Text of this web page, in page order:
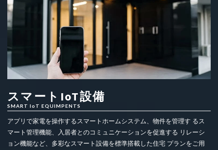
スマートIoT設備
SMART IoT EQUIMPENTS
アプリで家電を操作するスマートホームシステム、物件を管理す るス
マート管理機能、入居者とのコミュニケーションを促進する リレーシ
ョン機能など、多彩なスマート設備を標準搭載した住宅 プランをご用